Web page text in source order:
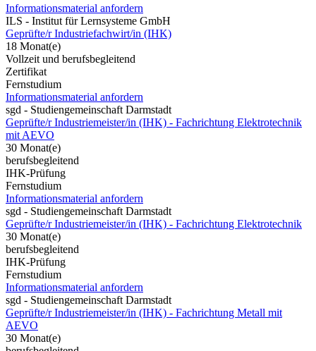
Informationsmaterial anfordern
ILS - Institut für Lernsysteme GmbH
Geprüfte/r Industriefachwirt/in (IHK)
18 Monat(e)
Vollzeit und berufsbegleitend
Zertifikat
Fernstudium
Informationsmaterial anfordern
sgd - Studiengemeinschaft Darmstadt
Geprüfte/r Industriemeister/in (IHK) - Fachrichtung Elektrotechnik
mit AEVO
30 Monat(e)
berufsbegleitend
IHK-Prüfung
Fernstudium
Informationsmaterial anfordern
sgd - Studiengemeinschaft Darmstadt
Geprüfte/r Industriemeister/in (IHK) - Fachrichtung Elektrotechnik
30 Monat(e)
berufsbegleitend
IHK-Prüfung
Fernstudium
Informationsmaterial anfordern
sgd - Studiengemeinschaft Darmstadt
Geprüfte/r Industriemeister/in (IHK) - Fachrichtung Metall mit
AEVO
30 Monat(e)